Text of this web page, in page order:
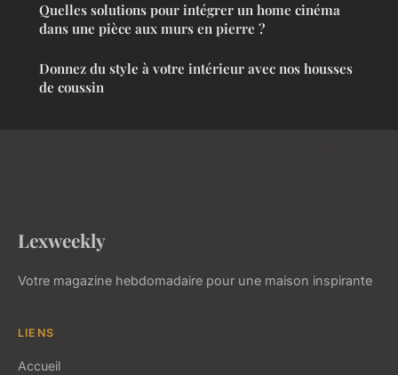
Quelles solutions pour intégrer un home cinéma
dans une pièce aux murs en pierre ?
Donnez du style à votre intérieur avec nos housses
de coussin
Lexweekly
Votre magazine hebdomadaire pour une maison inspirante
LIENS
Accueil